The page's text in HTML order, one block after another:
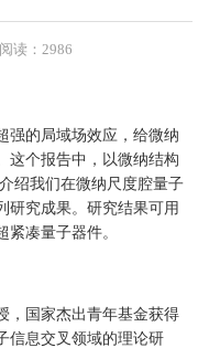
阅读：2986
强的局域场效应，给微纳
这个报告中，以微纳结构
绍我们在微纳尺度腔量子
研究成果。研究结果可用
凑量子器件。
，国家杰出青年基金获得
信息交叉领域的理论研